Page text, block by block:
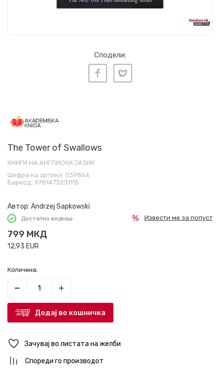
Сподели:
The Tower of Swallows
КНИГИ НА АНГЛИСКИ ЈАЗИК
Шифра на артикл: 039864
Баркод: 9781473231115
Автор: Andrzej Sapkowski
Достапно веднаш
799 МКД
12,93 EUR
Извести ме за попуст
Количина:
Додај во кошничка
Зачувај во листата на желби
Спореди го производот